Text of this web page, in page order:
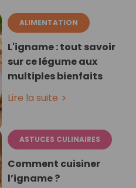
ALIMENTATION
L'igname : tout savoir
sur ce légume aux
multiples bienfaits
Lire la suite
ASTUCES CULINAIRES
Comment cuisiner
l’igname ?